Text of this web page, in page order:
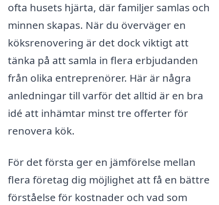
ofta husets hjärta, där familjer samlas och
minnen skapas. När du överväger en
köksrenovering är det dock viktigt att
tänka på att samla in flera erbjudanden
från olika entreprenörer. Här är några
anledningar till varför det alltid är en bra
idé att inhämtar minst tre offerter för
renovera kök.
För det första ger en jämförelse mellan
flera företag dig möjlighet att få en bättre
förståelse för kostnader och vad som